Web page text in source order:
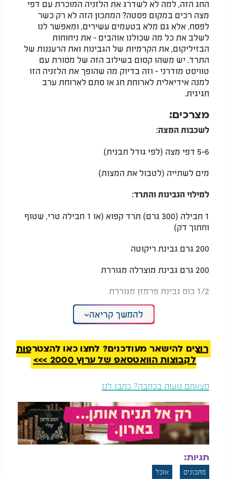
החג הזה, למה לא לשדרג את הלזניה המוכרת עם דפי
מצה רכים במקום פסטה? המתכון הזה לא רק כשר
לפסח, אלא גם מלא בטעמים עשירים, ומאפשר לנו
לשלב את כל מה שכולנו אוהבים - את ניחוחות
הבזיליקום, את הקרמיות של הגבינות ואת הרעננות של
התרד. יש משהו קסום בשילוב הזה של מסורת עם
טוויסט מודרני - וזה בדיוק מה שהופך את הלזניה הזו
למנה אידיאלית לארוחת חג או סתם לארוחת ערב
חגיגית.
מצרכים:
לשכבות המצה:
5-6 דפי מצה (לפי גודל תבנית)
מים לשתייה (לטבול את המצות)
למילוי הגבינות והתרד:
1 חבילה (300 גרם) תרד קפוא (או 1 חבילה טרי, שטוף
וחתוך דק)
200 גרם גבינת ריקוטה
200 גרם גבינת מוצרלה מגוררת
1/2 כוס גבינת פרמזן מגוררת
מלח ופלפל שחור לפי הטעם
4-5 עגבניות בשלות, קלופות ומגוררות (אפשר גם
להשתמש בעגבניות מרוסקות משימור)
2 שיני שום קצוצות דק
להמשך קריאה
רוצים להישאר מעודכנים? לחצו כאן להצטרפות
לקבוצות הוואטסאפ של ערוץ 2000 >>>
מצאתם טעות בכתבה? כתבו לנו
תגיות:
מתכונים אוכל